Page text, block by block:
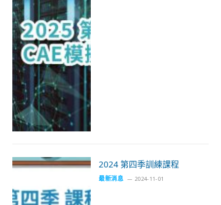
2024 第四季訓練課程
最新消息 2024-11-01